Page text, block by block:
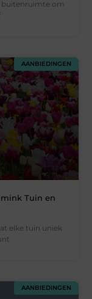
buitenruimte om
AANBIEDINGEN
Tuin en
elke tuin uniek
AANBIEDINGEN